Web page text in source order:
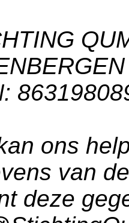
ons
van
deze